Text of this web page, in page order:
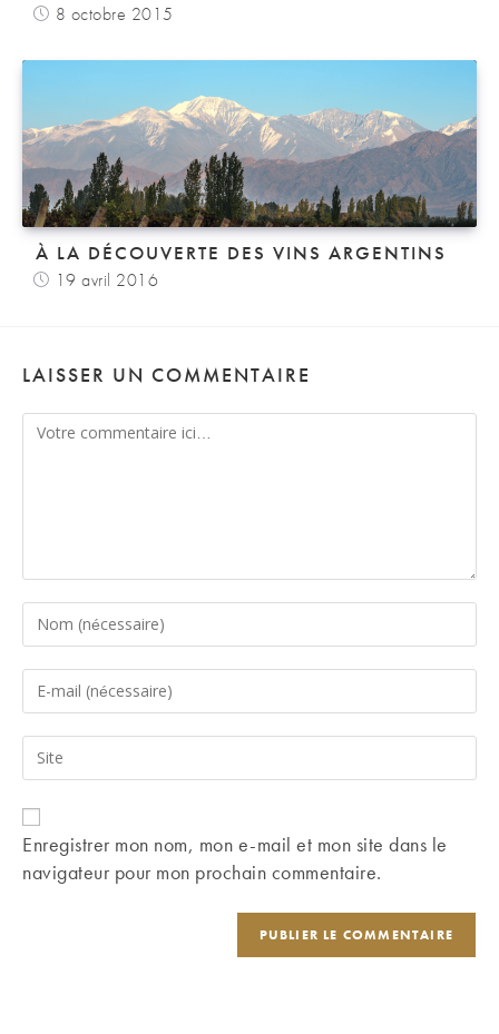
8 octobre 2015
À LA DÉCOUVERTE DES VINS ARGENTINS
19 avril 2016
LAISSER UN COMMENTAIRE
Comment
Enter
your
name
comment
Enter
your
email
address
comment
Saisir
l’URL
de
votre
(facultatif)
Enregistrer mon nom, mon e-mail et mon site dans le
navigateur pour mon prochain commentaire.